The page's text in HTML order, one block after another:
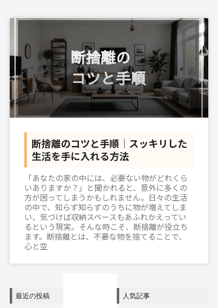
断捨離のコツと手順｜スッキリした
生活を手に入れる方法
「あなたの家の中には、必要ない物がどれくら
いありますか？」と聞かれると、意外に多くの
方が困ってしまうかもしれません。日々の生活
の中で、知らず知らずのうちに物が増えてしま
い、気づけば収納スペースもあふれかえってい
るという現実。そんな時こそ、断捨離が役立ち
ます。断捨離とは、不要な物を捨てることで、
心と空
最近の投稿 人気記事